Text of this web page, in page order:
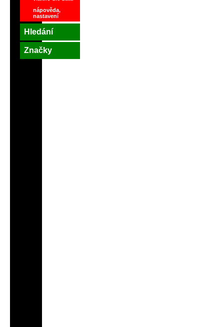
nápověda,
nastavení
Hledání
Značky